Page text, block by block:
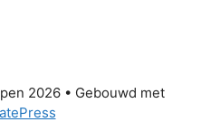
2026• Gebouwd met